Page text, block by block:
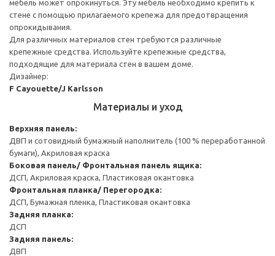
мебель может опрокинуться. Эту мебель необходимо крепить к
стене с помощью прилагаемого крепежа для предотвращения
опрокидывания.
Для различных материалов стен требуются различные
крепежные средства. Используйте крепежные средства,
подходящие для материала стен в вашем доме.
Дизайнер:
F Cayouette/J Karlsson
Материалы и уход
Верхняя панель:
ДВП и сотовидный бумажный наполнитель (100 % переработанной
бумаги), Акриловая краска
Боковая панель/ Фронтальная панель ящика:
ДСП, Акриловая краска, Пластиковая окантовка
Фронтальная планка/ Перегородка:
ДСП, Бумажная пленка, Пластиковая окантовка
Задняя планка:
ДСП
Задняя панель:
ДВП